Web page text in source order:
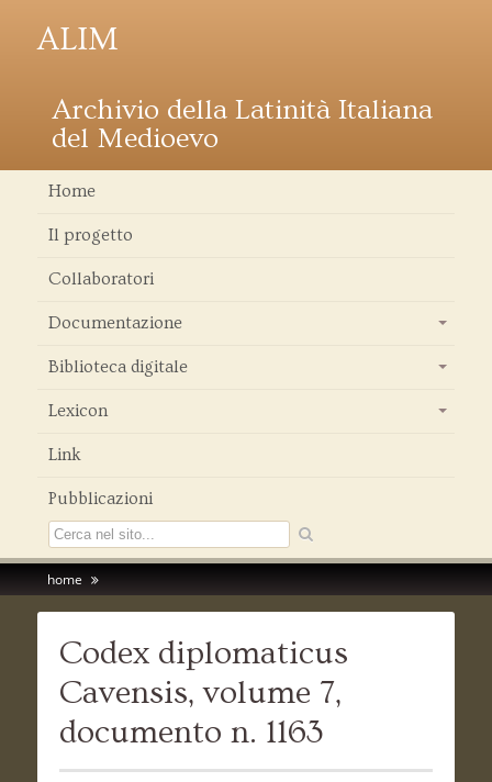
ALIM
Archivio della Latinità Italiana
del Medioevo
Home
Il progetto
Collaboratori
Documentazione
Biblioteca digitale
Lexicon
Link
Pubblicazioni
home
Codex diplomaticus
Cavensis, volume 7,
documento n. 1163